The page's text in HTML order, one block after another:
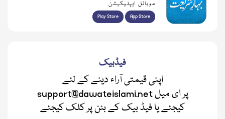
موبائل ایپلیکیشن
Play Store App Store
فیڈبیک
اپنی قیمتی آراء دینے کے لئے
support@dawateislami.net پر ای میل
کیجئے یا فیڈ بیک کے بٹن پر کلک کیجئے